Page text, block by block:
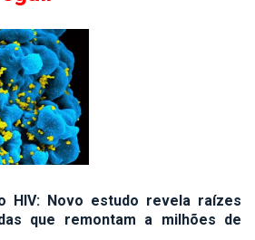
HIV: Novo estudo revela raízes
que remontam a milhões de